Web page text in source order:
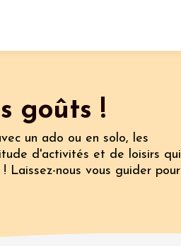
goûts !
un ado ou en solo, les
d'activités et de loisirs qui
Laissez-nous vous guider pour